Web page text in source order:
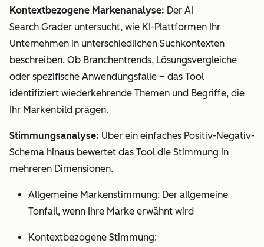
Kontextbezogene Markenanalyse: Der AI
Search Grader untersucht, wie KI-Plattformen Ihr
Unternehmen in unterschiedlichen Suchkontexten
beschreiben. Ob Branchentrends, Lösungsvergleiche
oder spezifische Anwendungsfälle – das Tool
identifiziert wiederkehrende Themen und Begriffe, die
Ihr Markenbild prägen.
Stimmungsanalyse: Über ein einfaches Positiv-Negativ-
Schema hinaus bewertet das Tool die Stimmung in
mehreren Dimensionen.
Allgemeine Markenstimmung: Der allgemeine
Tonfall, wenn Ihre Marke erwähnt wird
Kontextbezogene Stimmung: